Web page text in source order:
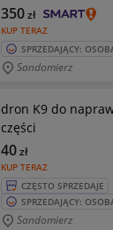
KUP TERAZ
350zł
SPRZEDAJĄCY:
Sandomierz
dron K9 do
części
KUP TERAZ
40zł
CZĘSTO SPRZEDAJE
SPRZEDAJĄCY:
Sandomierz